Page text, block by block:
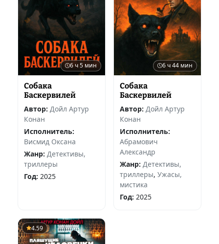
6 ч 5 мин
Собака
Баскервилей
Автор: Дойл Артур
Конан
Исполнитель:
Висмид Оксана
Жанр: Детективы,
триллеры
Год: 2025
6 ч 44 мин
Собака
Баскервилей
Автор: Дойл Артур
Конан
Исполнитель:
Абрамович
Александр
Жанр: Детективы,
триллеры, Ужасы,
мистика
Год: 2025
4.59